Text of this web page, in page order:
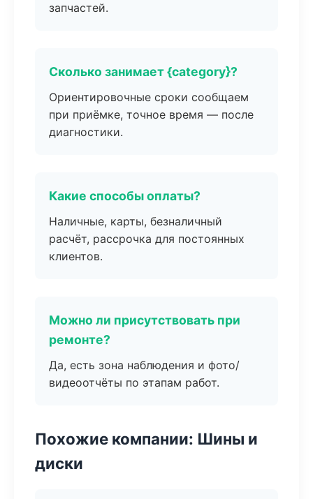
запчастей.
Сколько занимает {category}?
Ориентировочные сроки сообщаем
при приёмке, точное время — после
диагностики.
Какие способы оплаты?
Наличные, карты, безналичный
расчёт, рассрочка для постоянных
клиентов.
Можно ли присутствовать при
ремонте?
Да, есть зона наблюдения и фото/
видеоотчёты по этапам работ.
Похожие компании: Шины и
диски